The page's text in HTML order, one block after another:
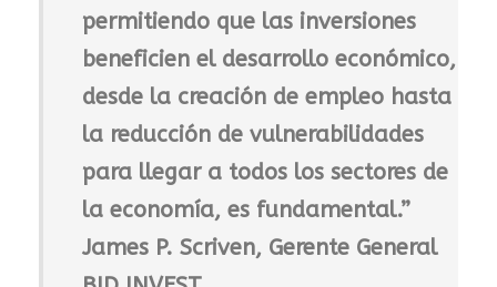
permitiendo que las inversiones
beneficien el desarrollo económico,
desde la creación de empleo hasta
la reducción de vulnerabilidades
para llegar a todos los sectores de
la economía, es fundamental.”
James P. Scriven, Gerente General